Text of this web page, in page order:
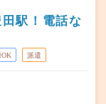
駅！電話な
OK 派遣